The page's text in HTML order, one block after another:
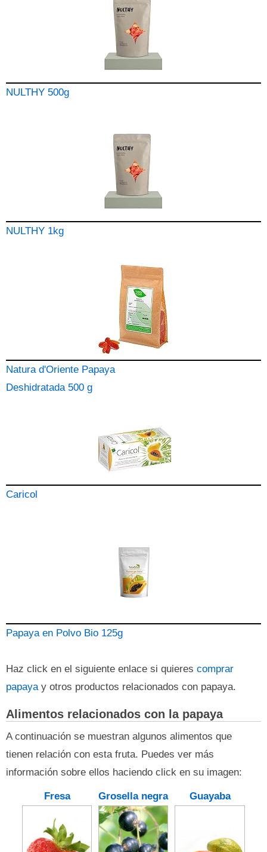
NULTHY 500g
NULTHY 1kg
Natura d'Oriente Papaya
Deshidratada 500 g
Caricol
Papaya en Polvo Bio 125g
Haz click en el siguiente enlace si quieres comprar
papayay otros productos relacionados con papaya.
Alimentos relacionados con la papaya
A continuación se muestran algunos alimentos que
tienen relación con esta fruta. Puedes ver más
información sobre ellos haciendo click en su imagen:
Fresa Grosella negra Guayaba